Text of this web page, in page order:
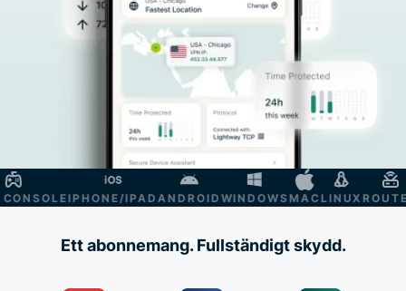
IPHONE/IPADANDROIDWINDOWSMACLINUXROUTER
Ett abonnemang. Fullständigt skydd.